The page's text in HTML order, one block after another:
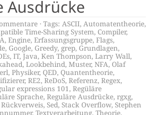
Ausdrücke
Tags: ASCII, Automatentheorie,
Time-Sharing System, Compiler,
, Engine, Erfassungsgruppe, Flags,
, Google, Greedy, grep, Grundlagen,
, IT, Java, Ken Thompson, Larry Wall,
, Lookbehind, Muster, NFA, Olaf
, Physiker, QED, Quantentheorie,
, RE2, ReDoS, Referenz, Regex,
expressions 101 , Regüläre
Sprache, Reguläre Ausdrücke, rgxg,
Rückverweis, Sed, Stack Overflow, Stephen
, Textverarbeitung, Theorie,